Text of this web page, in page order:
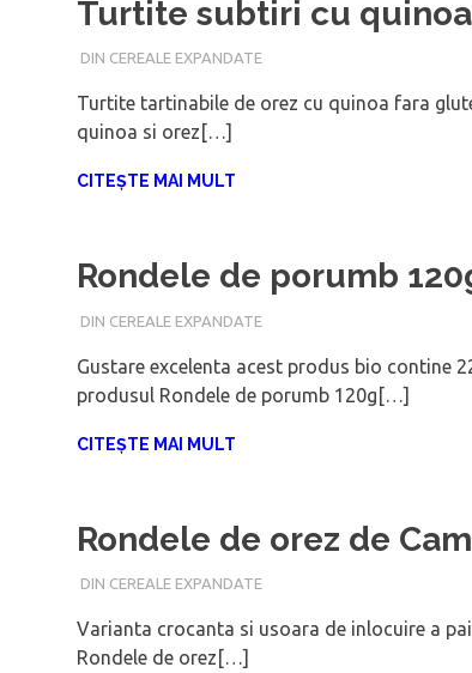
Turtite subtiri cu quinoa
IANUARIE 16, 2018
ADMIN
DIN CEREALE EXPANDATE
Turtite tartinabile de orez cu quinoa fara
quinoa si orez[…]
CITEȘTE MAI MULT
Rondele de porumb
IANUARIE 16, 2018
ADMIN
DIN CEREALE EXPANDATE
Gustare excelenta acest produs bio contine
produsul Rondele de porumb 120g[…]
CITEȘTE MAI MULT
Rondele de orez de
IANUARIE 16, 2018
ADMIN
DIN CEREALE EXPANDATE
Varianta crocanta si usoara de inlocuire a
Rondele de orez[…]